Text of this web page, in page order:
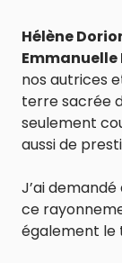
Hélène
Emmanuelle
nos autrices
terre sacrée
seulement
aussi de
J’ai
ce
également le